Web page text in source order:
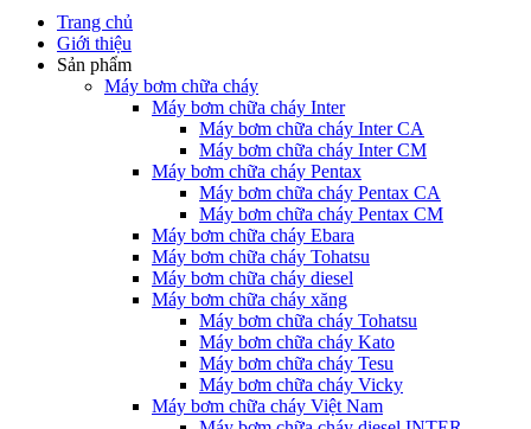
Trang chủ
Giới thiệu
Sản phẩm
Máy bơm chữa cháy
Máy bơm chữa cháy Inter
Máy bơm chữa cháy Inter CA
Máy bơm chữa cháy Inter CM
Máy bơm chữa cháy Pentax
Máy bơm chữa cháy Pentax CA
Máy bơm chữa cháy Pentax CM
Máy bơm chữa cháy Ebara
Máy bơm chữa cháy Tohatsu
Máy bơm chữa cháy diesel
Máy bơm chữa cháy xăng
Máy bơm chữa cháy Tohatsu
Máy bơm chữa cháy Kato
Máy bơm chữa cháy Tesu
Máy bơm chữa cháy Vicky
Máy bơm chữa cháy Việt Nam